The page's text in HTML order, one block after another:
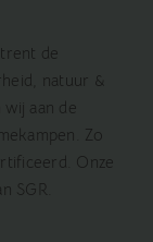
de
natuur &
aan de
Zo
Onze
SGR.